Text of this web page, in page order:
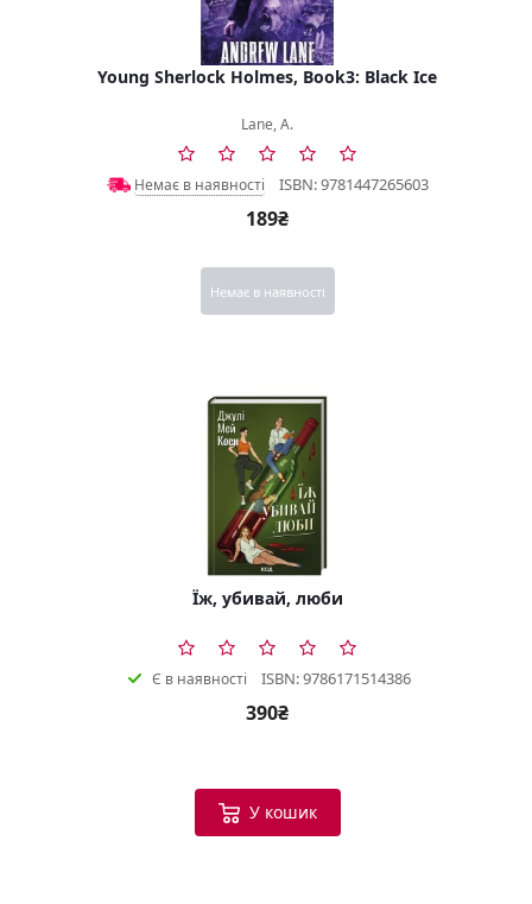
Young Sherlock Holmes, Book3: Black Ice
Lane, A.
Немає в наявності ISBN: 9781447265603
189₴
Немає в наявності
Їж, убивай, люби
Є в наявності ISBN: 9786171514386
390₴
У кошик